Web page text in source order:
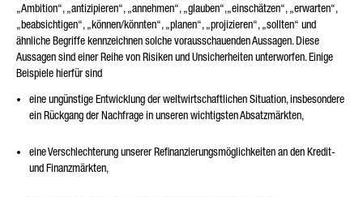
„Ambition“, „antizipieren“, „annehmen“, „glauben“,„einschätzen“, „erwarten“,
„beabsichtigen“, „können/könnten“, „planen“, „projizieren“, „sollten“ und
ähnliche Begriffe kennzeichnen solche vorausschauenden Aussagen. Diese
Aussagen sind einer Reihe von Risiken und Unsicherheiten unterworfen. Einige
Beispiele hierfür sind
eine ungünstige Entwicklung der weltwirtschaftlichen Situation, insbesondere
ein Rückgang der Nachfrage in unseren wichtigsten Absatzmärkten,
eine Verschlechterung unserer Refinanzierungsmöglichkeiten an den Kredit-
und Finanzmärkten,